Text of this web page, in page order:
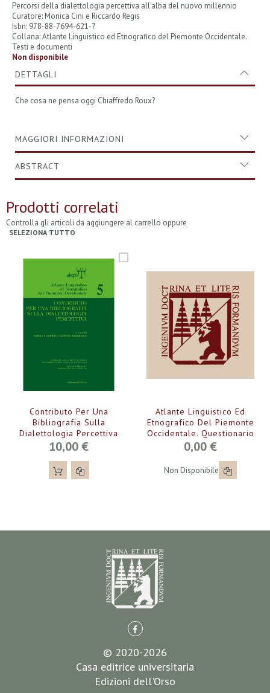
Percorsi della dialettologia percettiva all'alba del nuovo millennio
Curatore: Monica Cini e Riccardo Regis
Isbn: 978-88-7694-621-7
Collana: Atlante Linguistico ed Etnografico del Piemonte Occidentale.
Testi e documenti
Non disponibile
DETTAGLI
Che cosa ne pensa oggi Chiaffredo Roux?
MAGGIORI INFORMAZIONI
ABSTRACT
Prodotti correlati
Controlla gli articoli da aggiungere al carrello oppure
SELEZIONA TUTTO
Contributo Per Una
Bibliografia Sulla
Dialettologia Percettiva
10,00 €
Atlante Linguistico Ed
Etnografico Del Piemonte
Occidentale. Questionario
0,00 €
Non Disponibile
© 2020-2026
Casa editrice universitaria
Edizioni dell'Orso